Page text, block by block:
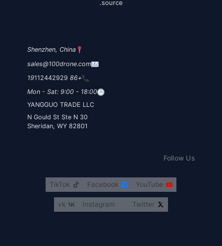
source.
Shenzhen, China
sales@100drone.com
+86 19
112442929
Mon - Sat: 9:00 - 18:00
YANGGUO TRADE LLC
30 N Gould St Ste N
Sheridan, WY 82801
Follow Us
YouTube
Facebook
TikTok
Twitter
Instagram
vk